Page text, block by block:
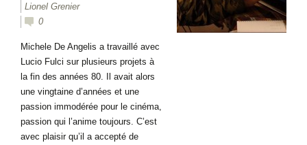
Lionel Grenier
0
Michele De Angelis a travaillé avec
Lucio Fulci sur plusieurs projets à
la fin des années 80. Il avait alors
une vingtaine d’années et une
passion immodérée pour le cinéma,
passion qui l’anime toujours. C’est
avec plaisir qu’il a accepté de